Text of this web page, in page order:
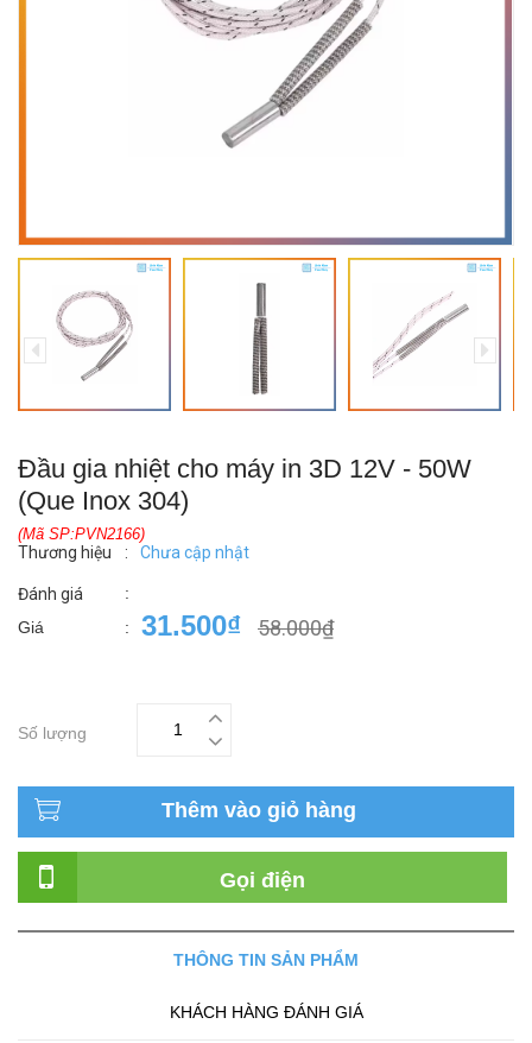
Đầu gia nhiệt cho máy in 3D 12V - 50W
(Que Inox 304)
(Mã SP:PVN2166)
Thương hiệu : Chưa cập nhật
Đánh giá
:
Giá
: 31.500₫ 58.000₫
Số lượng
Thêm vào giỏ hàng
Gọi điện
THÔNG TIN SẢN PHẨM
KHÁCH HÀNG ĐÁNH GIÁ